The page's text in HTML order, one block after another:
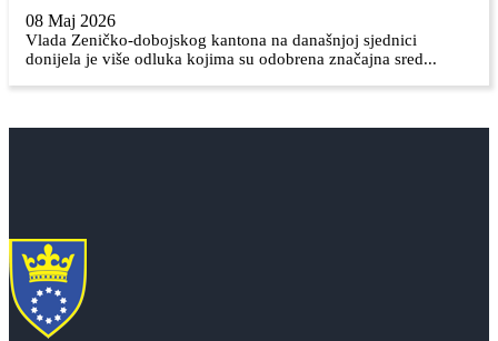
08 Maj 2026
Vlada Zeničko-dobojskog kantona na današnjoj sjednici
donijela je više odluka kojima su odobrena značajna sred...